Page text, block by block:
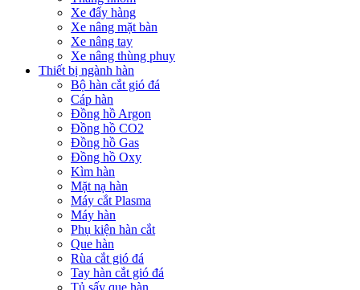
Xe đẩy hàng
Xe nâng mặt bàn
Xe nâng tay
Xe nâng thùng phuy
Thiết bị ngành hàn
Bộ hàn cắt gió đá
Cáp hàn
Đồng hồ Argon
Đồng hồ CO2
Đồng hồ Gas
Đồng hồ Oxy
Kìm hàn
Mặt nạ hàn
Máy cắt Plasma
Máy hàn
Phụ kiện hàn cắt
Que hàn
Rùa cắt gió đá
Tay hàn cắt gió đá
Tủ sấy que hàn